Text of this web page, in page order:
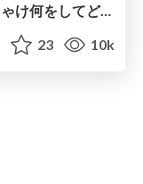
マイクロサービスへの5年間 ぶっちゃけ何をしてどうなったか
23 10k